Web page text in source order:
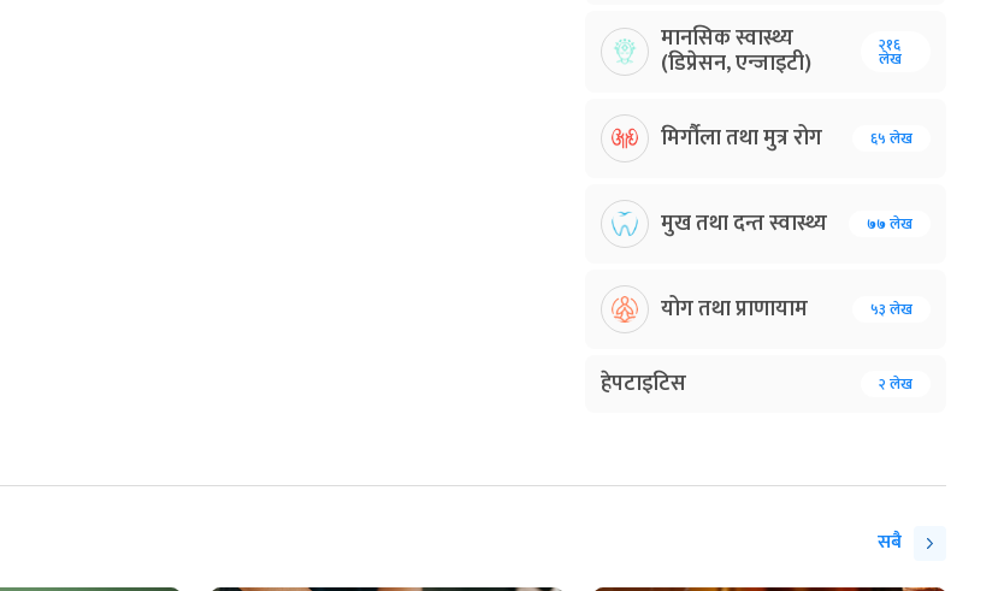
मानसिक स्वास्थ्य
(डिप्रेसन, एन्जाइटी)
२१६
लेख
मिर्गौला तथा मुत्र रोग ६५ लेख
मुख तथा दन्त स्वास्थ्य ७७ लेख
योग तथा प्राणायाम ५३ लेख
हेपटाइटिस २ लेख
सबै